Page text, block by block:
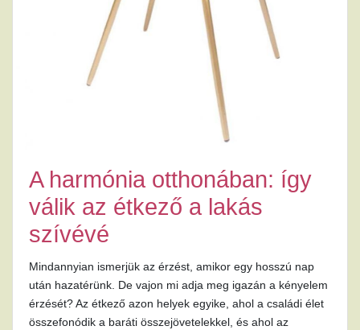
A harmónia otthonában: így
válik az étkező a lakás
szívévé
Mindannyian ismerjük az érzést, amikor egy hosszú nap
után hazatérünk. De vajon mi adja meg igazán a kényelem
érzését? Az étkező azon helyek egyike, ahol a családi élet
összefonódik a baráti összejövetelekkel, és ahol az